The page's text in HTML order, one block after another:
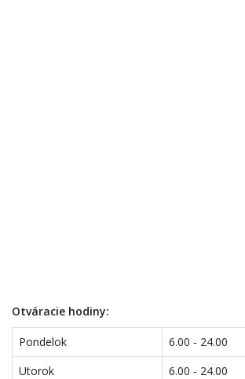
Otváracie hodiny:
Pondelok
6.00 - 24.00
Utorok
6.00 - 24.00